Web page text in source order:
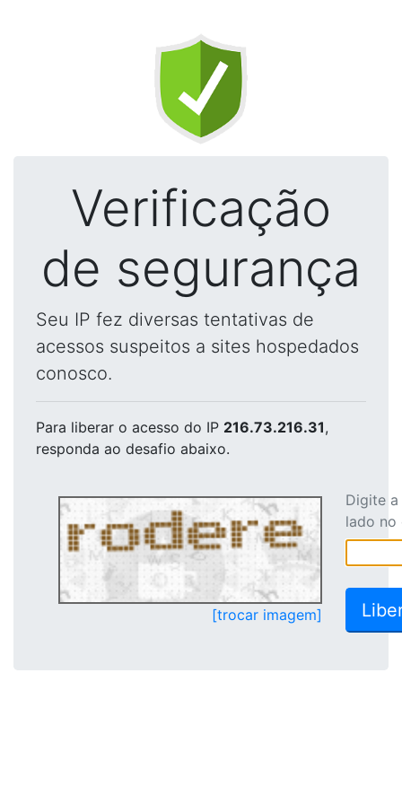
Verificação
de segurança
Seu IP fez diversas tentativas de
acessos suspeitos a sites hospedados
conosco.
Para liberar o acesso do IP 216.73.216.31,
responda ao desafio abaixo.
[trocar imagem]
Digite
lado no